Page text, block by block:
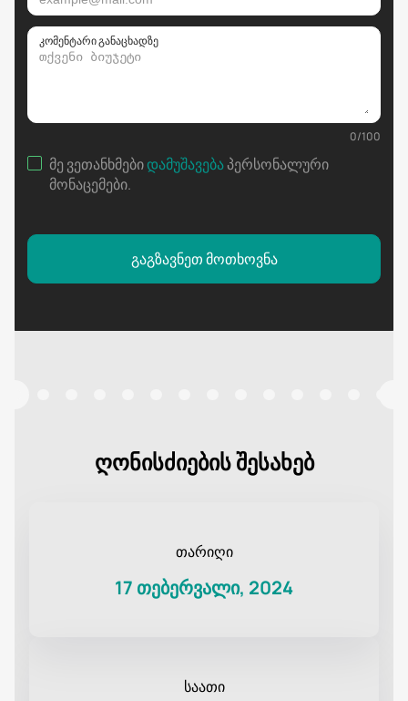
კომენტარი განაცხადზე
0/100
მე ვეთანხმებიდამუშავებაპერსონალური
მონაცემები.
გაგზავნეთ მოთხოვნა
ღონისძიების შესახებ
თარიღი
17 თებერვალი, 2024
საათი